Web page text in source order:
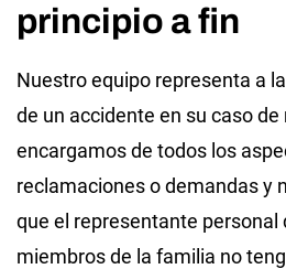
principio a fin
Nuestro equipo representa a
de un accidente en su caso
encargamos de todos los
reclamaciones o demandas y
que el representante personal
miembros de la familia no